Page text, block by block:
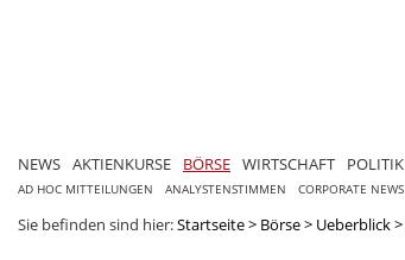
NEWS AKTIENKURSE BÖRSE WIRTSCHAFT POLITIK
AD HOC MITTEILUNGEN ANALYSTENSTIMMEN CORPORATE NEWS
Sie befinden sind hier:Startseite> Börse> Ueberblick>